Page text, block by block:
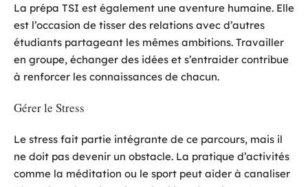
La prépa TSI est également une aventure humaine. Elle
est l’occasion de tisser des relations avec d’autres
étudiants partageant les mêmes ambitions. Travailler
en groupe, échanger des idées et s’entraider contribue
à renforcer les connaissances de chacun.
Gérer le Stress
Le stress fait partie intégrante de ce parcours, mais il
ne doit pas devenir un obstacle. La pratique d’activités
comme la méditation ou le sport peut aider à canaliser